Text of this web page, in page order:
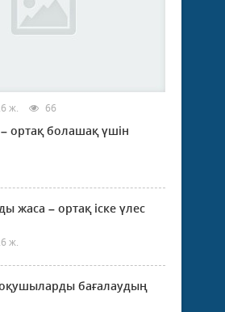
ж. 66
– ортақ болашақ үшін
жаса – ортақ іске үлес
ж.
оқушыларды бағалаудың